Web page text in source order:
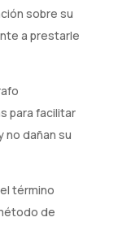
sobre su
a prestarle
para facilitar
no dañan su
término
de